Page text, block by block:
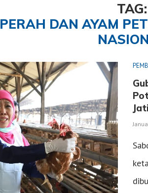
TAG:
DAN AYAM